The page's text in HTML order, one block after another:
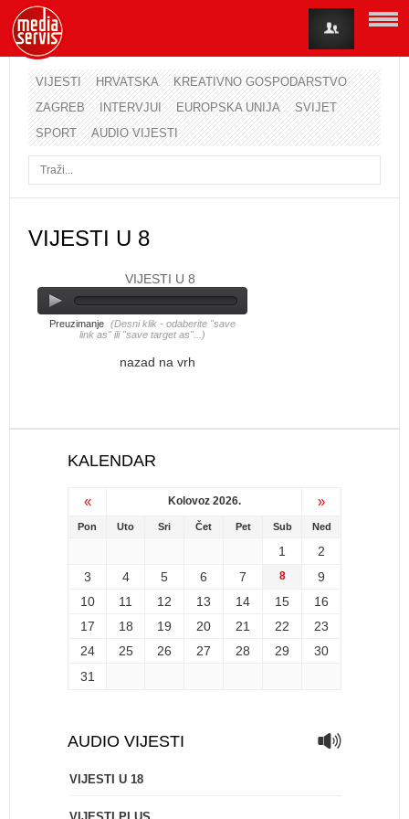
VIJESTI HRVATSKA
KREATIVNO GOSPODARSTVO
ZAGREB
INTERVJUI EUROPSKA UNIJA
SVIJET
SPORT
AUDIO VIJESTI
VIJESTI U 8
VIJESTI U 8
Preuzimanje (Desni klik - odaberite "save
link as" ili "save target as"...)
nazad na vrh
KALENDAR
« Kolovoz 2026. »
Pon Uto Sri Čet Pet Sub Ned
1
2
3
4 5 6 7 8
9
10
11 12 13 14 15
16
17
18 19 20 21 22
23
24
25 26 27 28 29
30
31
AUDIO VIJESTI
VIJESTI U 18
Korisničko ime
Lozinka
Zaboravili ste lozinku?